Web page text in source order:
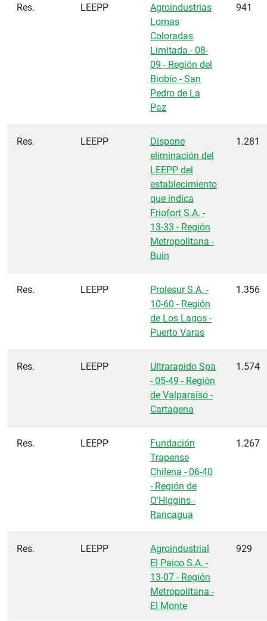
Res. LEEPP
Agroindustrias
Lomas
Coloradas
Limitada - 08-
09 - Región del
Biobío - San
Pedro de La
Paz
941
Res. LEEPP
Dispone
eliminación del
LEEPP del
establecimiento
que indica
Friofort S.A. -
13-33 - Región
Metropolitana -
Buin
1.281
Res. LEEPP
Prolesur S.A. -
10-60 - Región
de Los Lagos -
Puerto Varas
1.356
Res. LEEPP
Ultrarapido Spa
- 05-49 - Región
de Valparaíso -
Cartagena
1.574
Res. LEEPP
Fundación
Trapense
Chilena - 06-40
- Región de
O'Higgins -
Rancagua
1.267
Res. LEEPP
Agroindustrial
El Paico S.A. -
13-07 - Región
Metropolitana -
El Monte
929